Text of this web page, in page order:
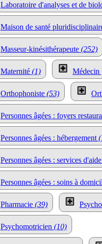
Laboratoire d'analyses et de
Maison de santé
Masseur-kinésithérapeute (252)
Maternité (1) Médecin
Orthophoniste (53)
Personnes âgées : foyers
Personnes âgées : hébergement
Personnes âgées : services d'aide
Personnes âgées : soins à
Pharmacie (39)
Psychomotricien (10)